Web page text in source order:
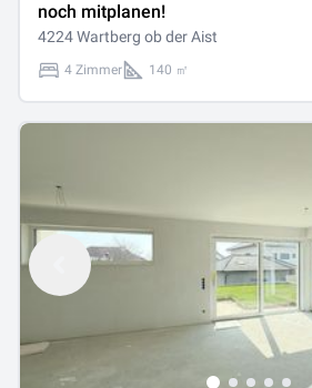
noch mitplanen!
4224 Wartberg ob der Aist
4 Zimmer 140 ㎡